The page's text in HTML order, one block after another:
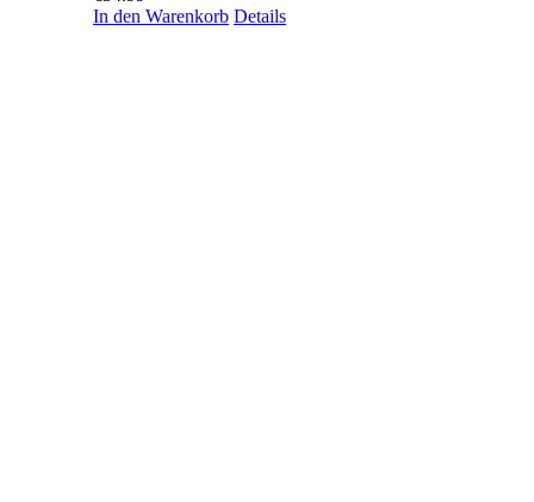
In den Warenkorb Details